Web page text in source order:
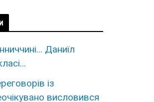
Даниїл
із
висловився